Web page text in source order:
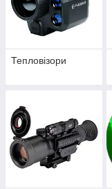
Тепловізори